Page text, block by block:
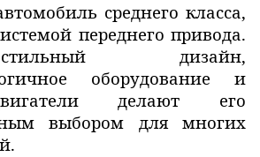
среднего класса,
переднего привода.
дизайн,
оборудование и
делают его
выбором для многих